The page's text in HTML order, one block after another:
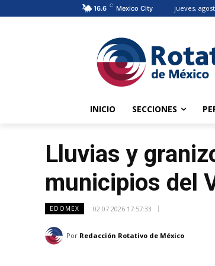
16.6 C Mexico City jueves,
INICIO SECCIONES
Lluvias y
municipios del
EDOMEX 02.07.2026 17:57:33
Por Redacción Rotativo de México